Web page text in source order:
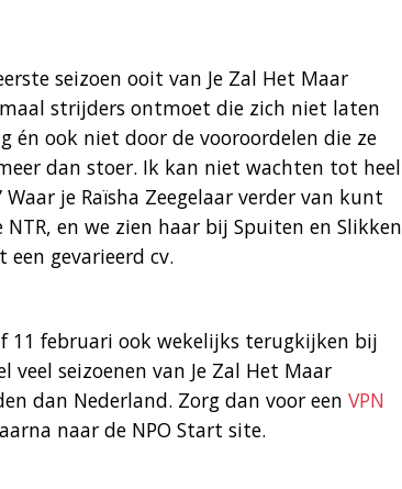
seizoen ooit van Je Zal Het Maar
strijders ontmoet die zich niet laten
én ook niet door de vooroordelen die ze
dan stoer. Ik kan niet wachten tot heel
je Raïsha Zeegelaar verder van kunt
en we zien haar bij Spuiten en Slikken
gevarieerd cv.
11 februari ook wekelijks terugkijken bij
veel seizoenen van Je Zal Het Maar
dan Nederland. Zorg dan voor een VPN
naar de NPO Start site.